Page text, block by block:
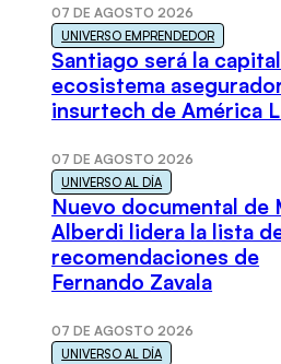
07 DE AGOSTO 2026
UNIVERSO EMPRENDEDOR
Santiago será la
ecosistema
insurtech de América
07 DE AGOSTO 2026
UNIVERSO AL DÍA
Nuevo documental de
Alberdi lidera la lista
recomendaciones de
Fernando Zavala
07 DE AGOSTO 2026
UNIVERSO AL DÍA